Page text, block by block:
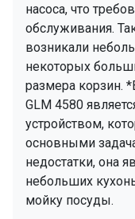
насоса, что
обслуживания.
возникали
некоторых
размера корзин.
GLM 4580
устройством,
основными
недостатки, она
небольших
мойку посуды.